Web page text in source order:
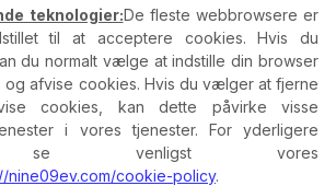
teknologier:De fleste webbrowsere er
til at acceptere cookies. Hvis du
du normalt vælge at indstille din browser
og afvise cookies. Hvis du vælger at fjerne
cookies, kan dette påvirke visse
i vores tjenester. For yderligere
se venligst vores
nine09ev.com/cookie-policy.